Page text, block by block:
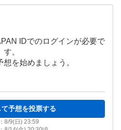
IDでのログインが必要で
す。
想を始めましょう。
予想を投票する
8/9(日) 23:59